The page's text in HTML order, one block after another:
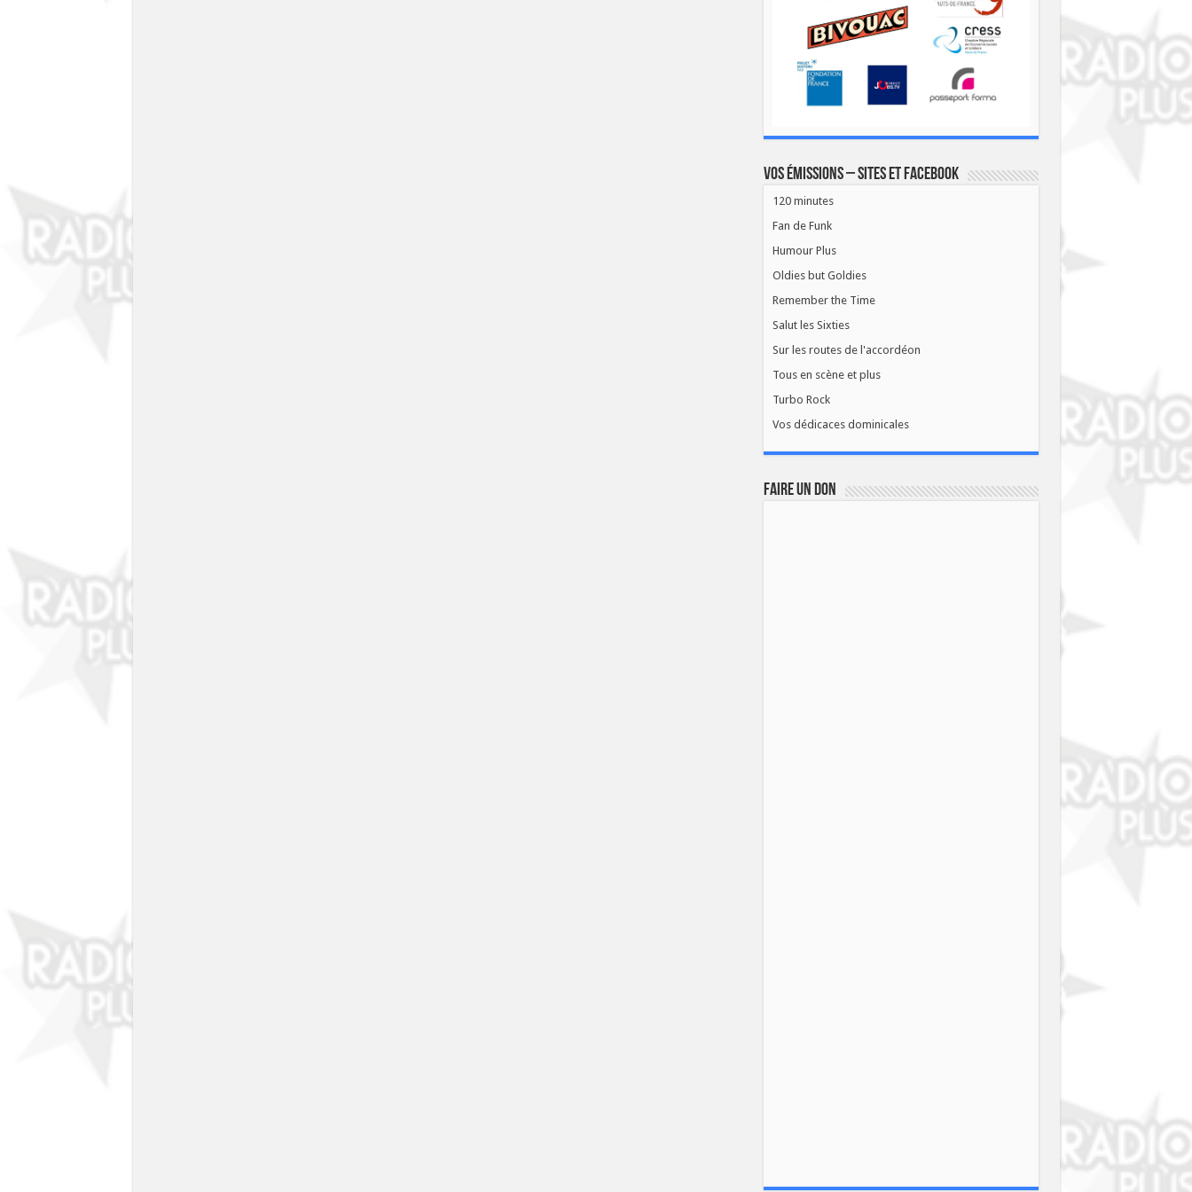
Vos émissions – Sites et Facebook
120 minutes
Fan de Funk
Humour Plus
Oldies but Goldies
Remember the Time
Salut les Sixties
Sur les routes de l'accordéon
Tous en scène et plus
Turbo Rock
Vos dédicaces dominicales
FAIRE UN DON